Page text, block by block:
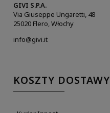
GIVI S.P.A.
Via Giuseppe Ungaretti, 48
25020 Flero, Włochy
info@givi.it
KOSZTY DOSTAWY